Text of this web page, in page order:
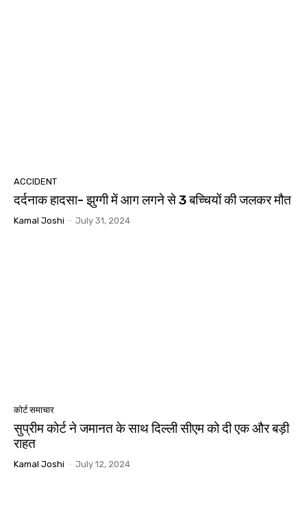
ACCIDENT
दर्दनाक हादसा- झुग्गी में आग लगने से 3 बच्चियों की जलकर मौत
Kamal Joshi - July 31, 2024
कोर्ट समाचार
सुप्रीम कोर्ट ने जमानत के साथ दिल्ली सीएम को दी एक और बड़ी
राहत
Kamal Joshi - July 12, 2024